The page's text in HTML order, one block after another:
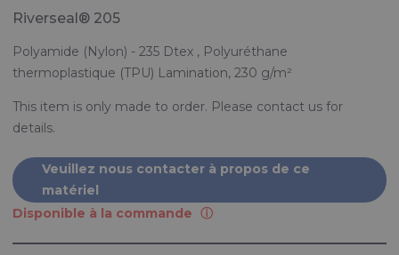
Riverseal® 205
Polyamide (Nylon) - 235 Dtex , Polyuréthane
thermoplastique (TPU) Lamination, 230 g/m²
This item is only made to order. Please contact us for
details.
Veuillez nous contacter à propos de ce
matériel
Disponible à la commande